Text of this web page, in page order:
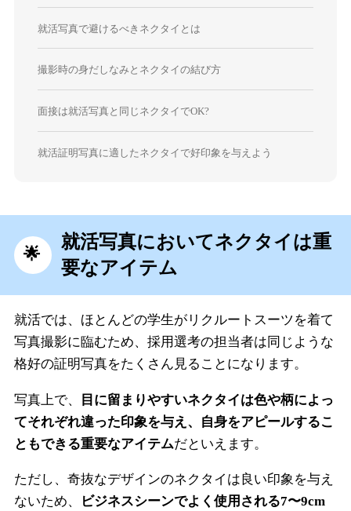
就活写真で避けるべきネクタイとは
撮影時の身だしなみとネクタイの結び方
面接は就活写真と同じネクタイでOK?
就活証明写真に適したネクタイで好印象を与えよう
就活写真においてネクタイは重
要なアイテム
就活では、ほとんどの学生がリクルートスーツを着て
写真撮影に臨むため、採用選考の担当者は同じような
格好の証明写真をたくさん見ることになります。
写真上で、
目に留まりやすいネクタイは色や柄によっ
てそれぞれ違った印象を与え、自身をアピールするこ
ともできる重要なアイテムだといえます。
ただし、奇抜なデザインのネクタイは良い印象を与え
ないため、
ビジネスシーンでよく使用される7〜9cm